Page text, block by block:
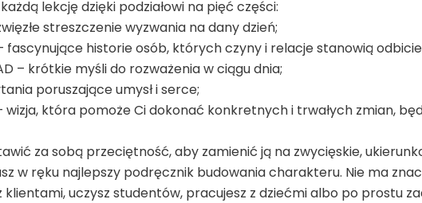
lekcję dzięki podziałowi na pięć części:
streszczenie wyzwania na dany dzień;
– fascynujące historie osób, których czyny i relacje stanowią
– krótkie myśli do rozważenia w ciągu dnia;
poruszające umysł i serce;
– wizja, która pomoże Ci dokonać konkretnych i trwałych zmian,
za sobą przeciętność, aby zamienić ją na zwycięskie,
w ręku najlepszy podręcznik budowania charakteru. Nie ma
klientami, uczysz studentów, pracujesz z dziećmi albo po prostu